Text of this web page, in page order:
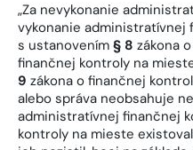
„Za nevykonanie
vykonanie administratívnej
s ustanovením § 8 zákona
finančnej kontroly na
9 zákona o finančnej
alebo správa neobsahuje
administratívnej finančnej
kontroly na mieste